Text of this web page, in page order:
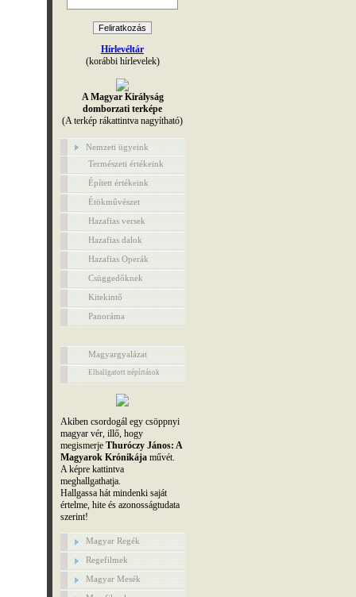
Hírlevéltár
(korábbi hírlevelek)
A Magyar Királyság
domborzati terképe
(A terkép rákattintva nagyítható)
Nemzeti ügyeink
Természeti értékeink
Épített értékeink
Étökművészet
Hazafias versek
Hazafias dalok
Hazafias Operák
Csüggedőknek
Kitekintő
Panoráma
Magyargyalázat
Elhallgatott népírtások
Akiben csordogál egy csöppnyi
magyar vér, illő, hogy
megismerje Thuróczy János: A
Magyarok Krónikájaművét.
A képre kattintva
meghallgathatja.
Hallgassa hát mindenki saját
értelme, hite és azonosságtudata
szerint!
Magyar Regék
Regefilmek
Magyar Mesék